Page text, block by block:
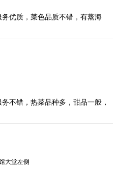
优质，菜色品质不错，有蒸海
不错，热菜品种多，甜品一般，
大堂左侧